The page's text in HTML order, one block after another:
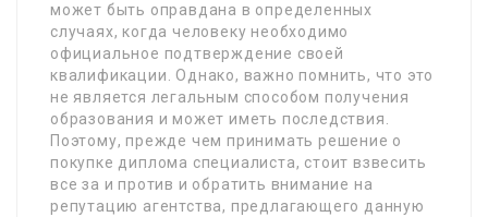
может быть оправдана в определенных
случаях, когда человеку необходимо
официальное подтверждение своей
квалификации. Однако, важно помнить, что это
не является легальным способом получения
образования и может иметь последствия.
Поэтому, прежде чем принимать решение о
покупке диплома специалиста, стоит взвесить
все за и против и обратить внимание на
репутацию агентства, предлагающего данную